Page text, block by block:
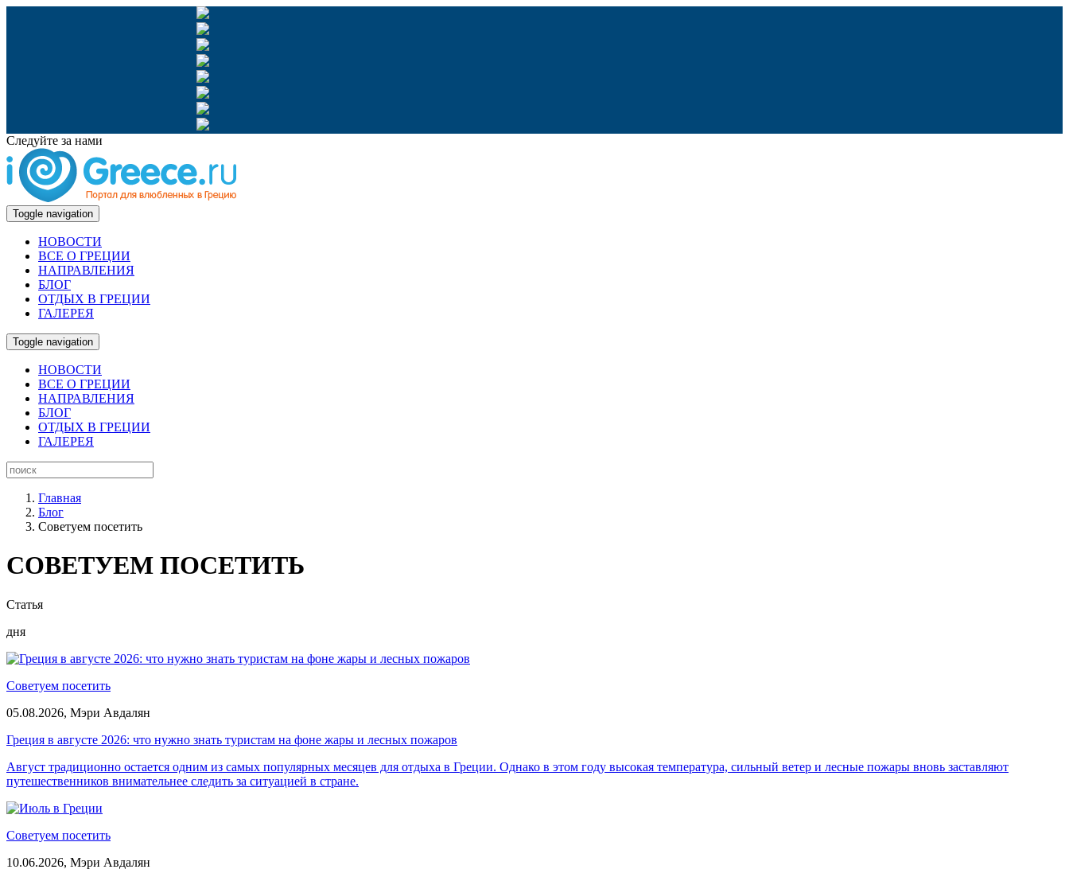
Следуйте за нами
Toggle navigation
НОВОСТИ
ВСЕ О ГРЕЦИИ
НАПРАВЛЕНИЯ
БЛОГ
ОТДЫХ В ГРЕЦИИ
ГАЛЕРЕЯ
Toggle navigation
НОВОСТИ
ВСЕ О ГРЕЦИИ
НАПРАВЛЕНИЯ
БЛОГ
ОТДЫХ В ГРЕЦИИ
ГАЛЕРЕЯ
Главная
Блог
Советуем посетить
СОВЕТУЕМ ПОСЕТИТЬ
Статья
дня
Советуем посетить
05.08.2026, Мэри Авдалян
Греция в августе 2026: что нужно знать туристам на фоне жары и лесных пожаров
Август традиционно остается одним из самых популярных месяцев для отдыха в Греции. Однако в этом году высокая температура, сильный ветер и лесные пожары вновь заставляют
путешественников внимательнее следить за ситуацией в стране.
Советуем посетить
10.06.2026, Мэри Авдалян